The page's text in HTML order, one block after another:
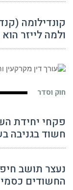
קונדילומה
ולמה לייזר
חוק וסדר
פקחי יחידת
חשוד בגניבה
נעצר תושב
החשודים